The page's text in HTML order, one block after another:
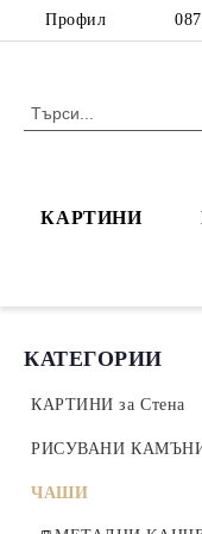
Профил
КАРТИНИ
КАТЕГОРИИ
КАРТИНИ за Стена
Рисувани
Картини с
Рисувани
РИСУВАНИ
СВЕЩНИЦИ за
ЧАШИ